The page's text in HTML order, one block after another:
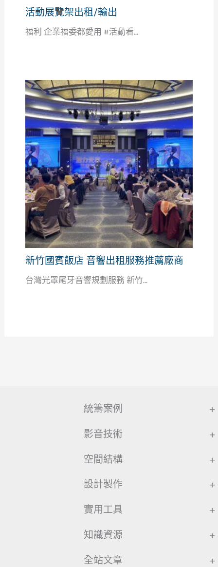
活動展覽架出租/輸出
福利 企業福委都愛用 #活動看...
新竹國賓飯店 音響出租服務推薦廠商
台灣光罩尾牙音響規劃服務 新竹...
統籌案例 +
影音技術 +
空間結構 +
設計製作 +
實用工具 +
知識資源 +
全站文章 +